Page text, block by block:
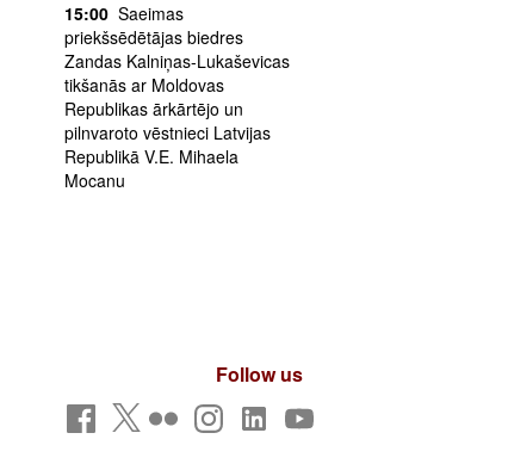
15:00 Saeimas
priekšsēdētājas biedres
Zandas Kalniņas-Lukaševicas
tikšanās ar Moldovas
Republikas ārkārtējo un
pilnvaroto vēstnieci Latvijas
Republikā V.E. Mihaela
Mocanu
Follow us